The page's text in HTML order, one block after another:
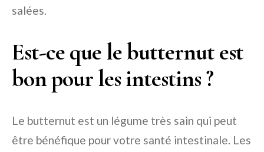
salées.
Est-ce que le butternut est
bon pour les intestins ?
Le butternut est un légume très sain qui peut
être bénéfique pour votre santé intestinale. Les